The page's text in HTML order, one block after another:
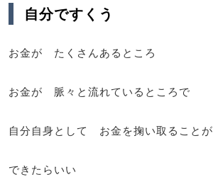
自分ですくう
お金が たくさんあるところ
お金が 脈々と流れているところで
自分自身として お金を掬い取ることが
できたらいい